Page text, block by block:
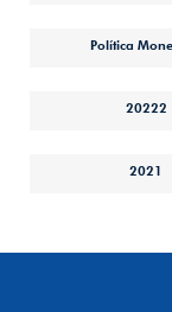
Política
20222
2021